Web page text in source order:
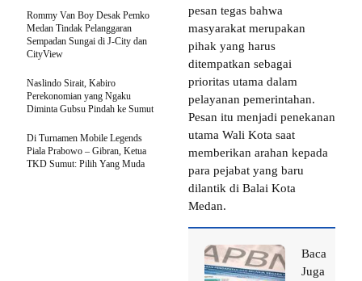
pesan tegas bahwa
masyarakat merupakan
pihak yang harus
ditempatkan sebagai
prioritas utama dalam
pelayanan pemerintahan.
Pesan itu menjadi penekanan
utama Wali Kota saat
memberikan arahan kepada
para pejabat yang baru
dilantik di Balai Kota
Medan.
Baca
Juga
Rommy Van Boy Desak Pemko
Medan Tindak Pelanggaran
Sempadan Sungai di J-City dan
CityView
Naslindo Sirait, Kabiro
Perekonomian yang Ngaku
Diminta Gubsu Pindah ke Sumut
Di Turnamen Mobile Legends
Piala Prabowo – Gibran, Ketua
TKD Sumut: Pilih Yang Muda